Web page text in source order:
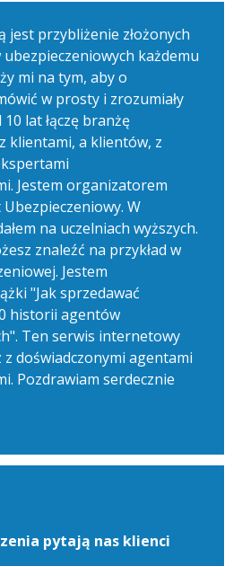
jest przybliżenie złożonych
każdemu
mi na tym, aby o
w prosty i zrozumiały
lat łączę branżę
klientami, a klientów, z
Jestem organizatorem
W
na uczelniach wyższych.
znaleźć na przykład w
Jestem
"Jak sprzedawać
historii agentów
Ten serwis internetowy
doświadczonymi agentami
Pozdrawiam serdecznie
pytają nas klienci